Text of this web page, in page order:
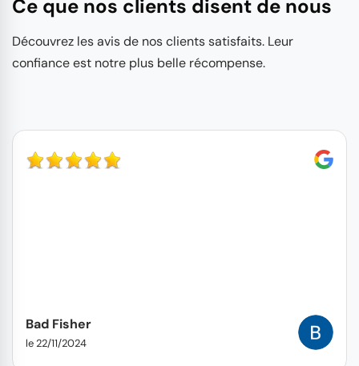
Ce que nos clients disent de nous
Découvrez les avis de nos clients satisfaits. Leur
confiance est notre plus belle récompense.
Bad Fisher
le 22/11/2024